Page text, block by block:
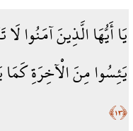
يَا أَيُّهَا الَّذِينَ آمَنُوا
يَئِسُوا مِنَ الْآخِرَةِ
﴿١٣﴾